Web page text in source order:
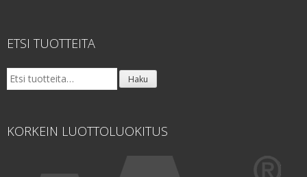
ETSI TUOTTEITA
Etsi: Haku
KORKEIN LUOTTOLUOKITUS